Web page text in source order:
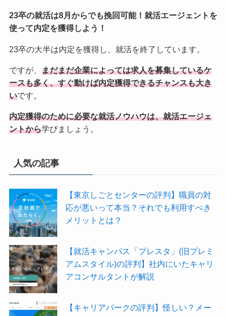
23卒の就活は8月からでも挽回可能！ 就活エージェントを
使って内定を獲得しよう！
23卒の大半は内定を獲得し、就活を終了しています。
ですが、 まだまだ企業によっては求人を募集しているケ
ースも多く、すぐ動けば内定獲得できるチャンスも大き
いです。
内定獲得のために必要な就活ノウハウは、就活エージェ
ントから学びましょう。
人気の記事
【東京しごとセンターの評判】職員の対
応が悪いって本当？それでも利用すべき
メリットとは？
【就活キャンパス「プレスタ」(旧プレミ
アムスタイル)の評判】社内にいたキャリ
アコンサルタントが解説
【キャリアパークの評判】怪しい？メー